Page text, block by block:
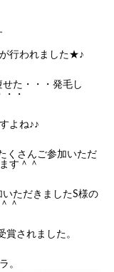
行われました★♪
た・・・発毛し
・
よね♪♪
くさんご参加いただ
す＾＾
ただきましたS様の
＾
されました。
。